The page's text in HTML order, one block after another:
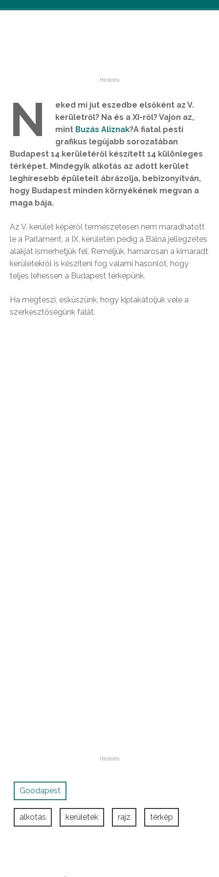
N
eked mi jut eszedbe elsőként az V.
kerületről? Na és a XI-ről? Vajon az,
mint Buzás Aliznak?A fiatal pesti
grafikus legújabb sorozatában
Budapest 14 kerületéről készített 14 különleges
térképet. Mindegyik alkotás az adott kerület
leghíresebb épületeit ábrázolja, bebizonyítván,
hogy Budapest minden környékének megvan a
maga bája.
Az V. kerület képéről természetesen nem maradhatott
le a Parlament, a IX. kerületén pedig a Bálna jellegzetes
alakját ismerhetjük fel. Reméljük, hamarosan a kimaradt
kerületekről is készíteni fog valami hasonlót, hogy
teljes lehessen a Budapest térképünk.
Ha megteszi, esküszünk, hogy kiplakátoljuk vele a
szerkesztőségünk falát.
Goodapest
alkotás kerületek rajz térkép